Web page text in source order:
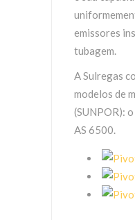
emissores
tubagem.
A Sulregas
modelos de
(SUNPOR):
AS 6500.